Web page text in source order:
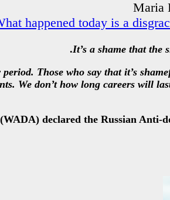
It’s a shame that the
Those who say that it’s
We don’t how long careers will
declared the Russian